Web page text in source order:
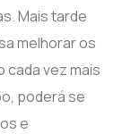
Mais tarde
melhorar os
vez mais
poderá se
e